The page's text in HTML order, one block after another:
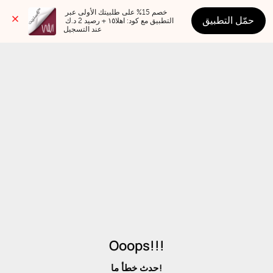
عند التسجيل
حمّل التطبيق
Ooops!!!
حدث خطأ ما!